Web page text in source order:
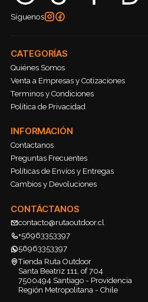
Síguenos
CATEGORÍAS
Quiénes Somos
Venta a Empresas y Cotizaciones
Terminos y Condiciones
Política de Privacidad
INFORMACIÓN
Contactanos
Preguntas Frecuentes
Políticas de Envíos y Entregas
Cambios y Devoluciones
CONTÁCTANOS
contacto@rutaoutdoor.cl
+56963353397
56963353397
Tienda Ruta Outdoor
Santa Beatriz 111, of 704
7500494 Santiago - Providencia
Región Metropolitana - Chile